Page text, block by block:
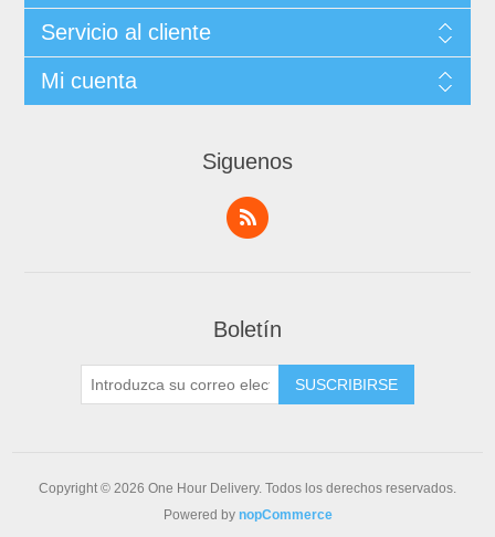
Servicio al cliente
Mi cuenta
Siguenos
Boletín
Copyright © 2026 One Hour Delivery. Todos los derechos reservados.
Powered by nopCommerce